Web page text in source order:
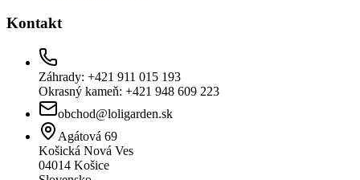
Kontakt
Záhrady: +421 911 015 193
Okrasný kameň: +421 948 609 223
obchod@loligarden.sk
Agátová 69
Košická Nová Ves
04014 Košice